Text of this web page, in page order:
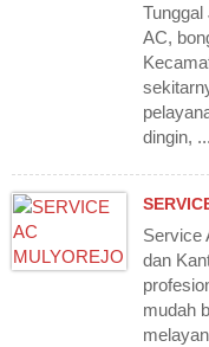
AC,
dingin, ...
Service
dan
mudah